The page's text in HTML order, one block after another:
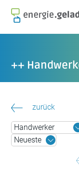
content
++
zurück